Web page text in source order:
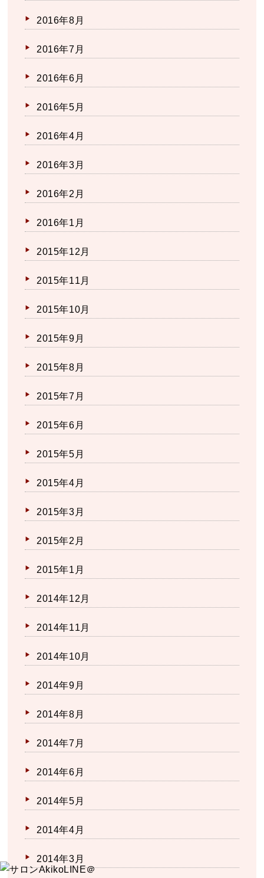
2016年8月
2016年7月
2016年6月
2016年5月
2016年4月
2016年3月
2016年2月
2016年1月
2015年12月
2015年11月
2015年10月
2015年9月
2015年8月
2015年7月
2015年6月
2015年5月
2015年4月
2015年3月
2015年2月
2015年1月
2014年12月
2014年11月
2014年10月
2014年9月
2014年8月
2014年7月
2014年6月
2014年5月
2014年4月
2014年3月